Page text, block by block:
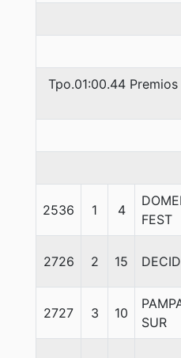
Tpo.01:00.44
2536 1 4
FEST
2726 2 15
2727 3 10
SUR